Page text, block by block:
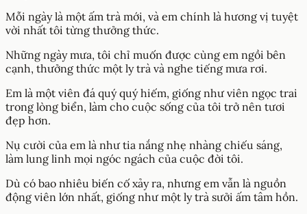
Mỗi ngày là một ấm trà mới, và em chính là hương vị tuyệt
vời nhất tôi từng thưởng thức.
Những ngày mưa, tôi chỉ muốn được cùng em ngồi bên
cạnh, thưởng thức một ly trà và nghe tiếng mưa rơi.
Em là một viên đá quý quý hiếm, giống như viên ngọc trai
trong lòng biển, làm cho cuộc sống của tôi trở nên tươi
đẹp hơn.
Nụ cười của em là như tia nắng nhẹ nhàng chiếu sáng,
làm lung linh mọi ngóc ngách của cuộc đời tôi.
Dù có bao nhiêu biến cố xảy ra, nhưng em vẫn là nguồn
động viên lớn nhất, giống như một ly trà sưởi ấm tâm hồn.